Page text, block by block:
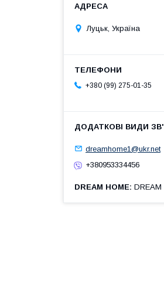
Луцьк, Україна
+380 (99) 275-01-35
dreamhome1@ukr.net
+380953334456
DREAM HOME DREAM